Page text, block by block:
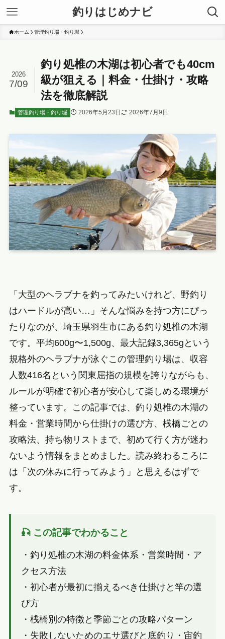
釣りはじめナビ
ホーム 管理釣り場・釣り堀
釣り処椎の木湖は初心者でも40cm
級が狙える｜料金・仕掛け・攻略
法を徹底解説
2026
7/09
管理釣り場・釣り堀 2026年5月23日 2026年7月9日
「大型のヘラブナを釣ってみたいけれど、野釣り
はハードルが高い…」そんな悩みを持つ方にぴっ
たりなのが、埼玉県羽生市にある釣り処椎の木湖
です。平均600g〜1,500g、最大記録3,365gという
規格外のヘラブナが泳ぐこの管理釣り場は、収容
人数416名という関東屈指の規模を誇りながらも、
ルールが明確で初心者が安心して楽しめる環境が
整っています。この記事では、釣り処椎の木湖の
料金・営業時間から仕掛けの選び方、桟橋ごとの
攻略法、持ち物リストまで、初めて行く方が迷わ
ないよう情報をまとめました。読み終わるころに
は「次の休みに行ってみよう」と思えるはずで
す。
🎣 この記事でわかること
・釣り処椎の木湖の料金体系・営業時間・ア
クセス方法
・初心者が最初に揃えるべき仕掛けと竿の選
び方
・桟橋別の特徴と季節ごとの攻略パターン
・失敗しないためのエサ選びと底釣り・宙釣